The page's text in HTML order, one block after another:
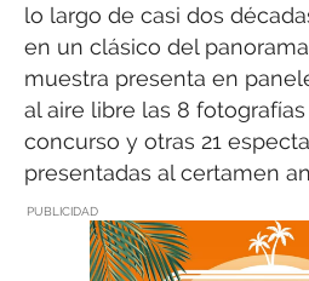
lo largo de casi dos
en un clásico del
muestra presenta en
al aire libre las 8
concurso y otras 21
presentadas al certamen
PUBLICIDAD